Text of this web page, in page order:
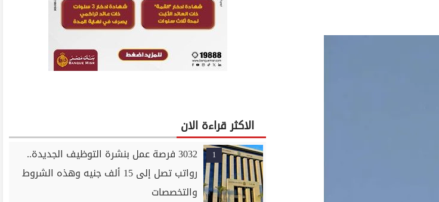
الاكثر قراءة الان
1
3032 فرصة عمل بنشرة التوظيف الجديدة..
رواتب تصل إلى 15 ألف جنيه وهذه الشروط
والتخصصات